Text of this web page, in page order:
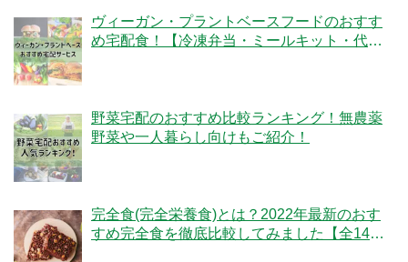
ヴィーガン・プラントベースフードのおすす
め宅配食！【冷凍弁当・ミールキット・代替
野菜宅配のおすすめ比較ランキング！無農薬
野菜や一人暮らし向けもご紹介！
完全食(完全栄養食)とは？2022年最新のおす
すめ完全食を徹底比較してみました【全14